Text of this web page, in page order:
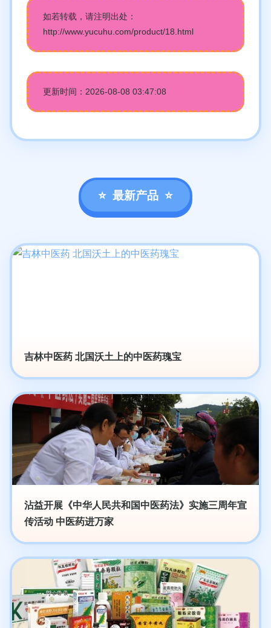
如若转载，请注明出处：
http://www.yucuhu.com/product/18.html
更新时间：2026-08-08 03:47:08
最新产品
吉林中医药 北国沃土上的中医药瑰宝
沾益开展《中华人民共和国中医药法》实施三周年宣
传活动 中医药进万家